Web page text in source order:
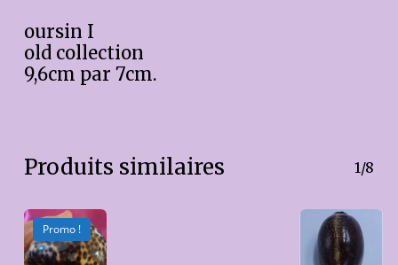
oursin I
old collection
9,6cm par 7cm.
Produits similaires 1/8
Promo !